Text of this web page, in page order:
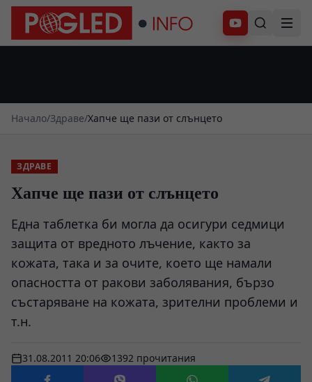
Абонирай се
Начало/Здраве/Хапче ще пази от слънцето
ЗДРАВЕ
Хапче ще пази от слънцето
Една таблетка би могла да осигури седмици
защита от вредното лъчение, както за
кожата, така и за очите, което ще намали
опасността от ракови заболявания, бързо
състаряване на кожата, зрителни проблеми и
т.н.
31.08.2011 20:06 1392 прочитания